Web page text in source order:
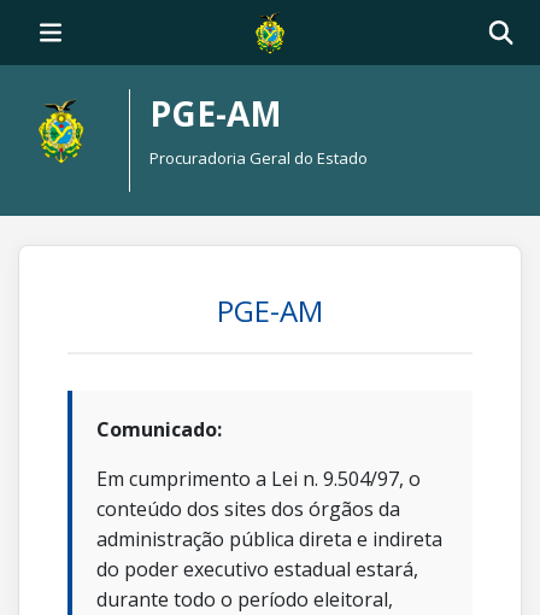
PGE-AM
Procuradoria Geral do Estado
PGE-AM
Comunicado:
Em cumprimento a Lei n. 9.504/97, o
conteúdo dos sites dos órgãos da
administração pública direta e indireta
do poder executivo estadual estará,
durante todo o período eleitoral,